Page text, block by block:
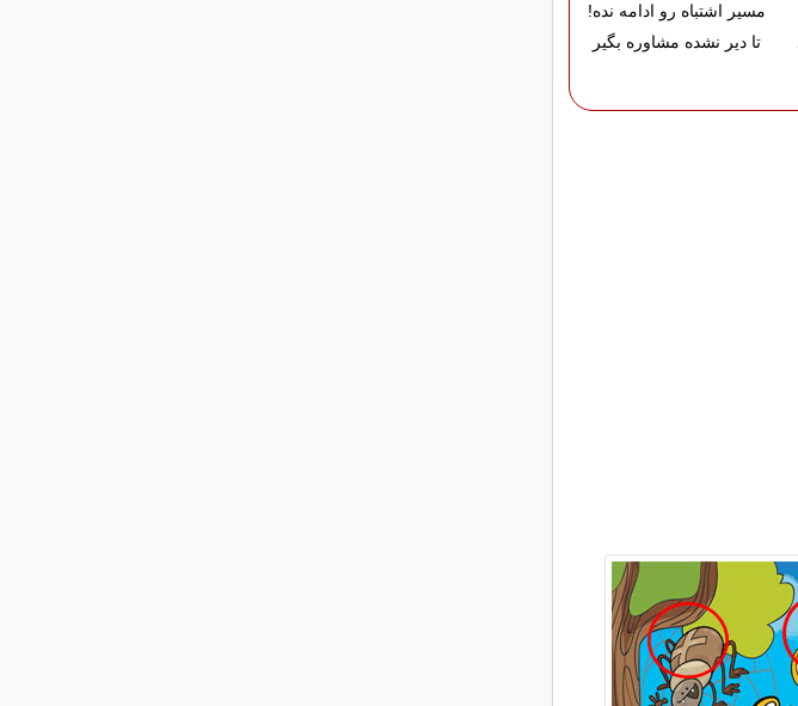
مسیر اشتباه رو ادامه نده!
تا دیر نشده مشاوره بگیر